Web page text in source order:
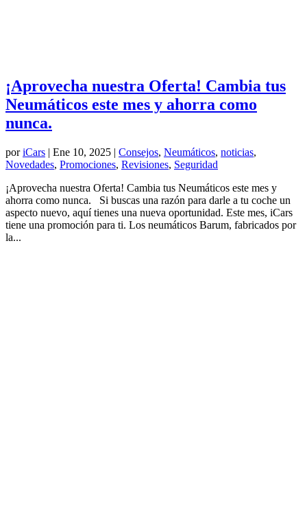
¡Aprovecha nuestra Oferta! Cambia tus
Neumáticos este mes y ahorra como
nunca.
poriCars | Ene 10, 2025 | Consejos, Neumáticos, noticias,
Novedades, Promociones, Revisiones, Seguridad
¡Aprovecha nuestra Oferta! Cambia tus Neumáticos este mes y
ahorra como nunca. Si buscas una razón para darle a tu coche un
aspecto nuevo, aquí tienes una nueva oportunidad. Este mes, iCars
tiene una promoción para ti. Los neumáticos Barum, fabricados por
la...